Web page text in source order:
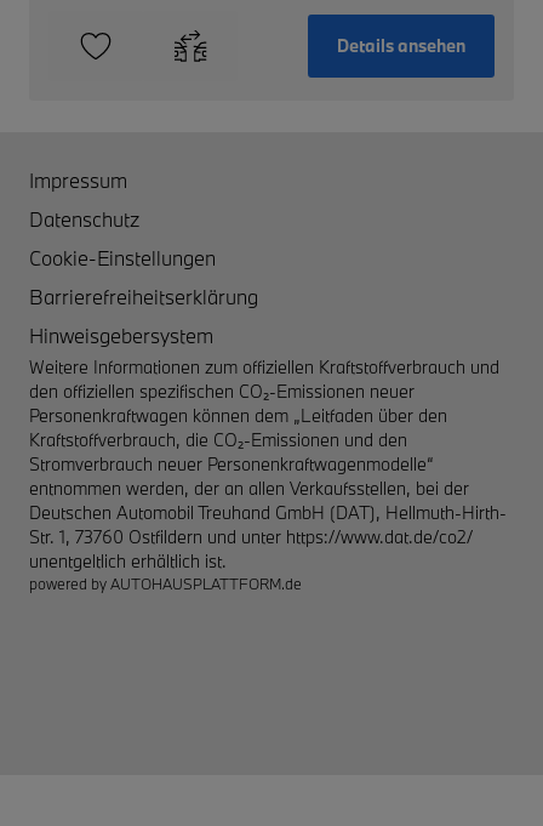
Details ansehen
Impressum
Datenschutz
Cookie-Einstellungen
Barrierefreiheitserklärung
Hinweisgebersystem
Weitere Informationen zum offiziellen Kraftstoffverbrauch und
den offiziellen spezifischen CO₂-Emissionen neuer
Personenkraftwagen können dem „Leitfaden über den
Kraftstoffverbrauch, die CO₂-Emissionen und den
Stromverbrauch neuer Personenkraftwagenmodelle“
entnommen werden, der an allen Verkaufsstellen, bei der
Deutschen Automobil Treuhand GmbH (DAT), Hellmuth-Hirth-
Str. 1, 73760 Ostfildern und unter https://www.dat.de/co2/
unentgeltlich erhältlich ist.
powered byAUTOHAUSPLATTFORM.de